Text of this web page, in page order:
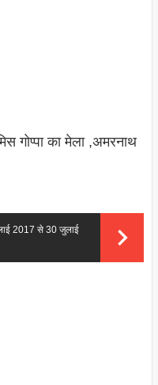
गोप्पा का मेला ,अमरनाथ
2017 से 30 जुलाई